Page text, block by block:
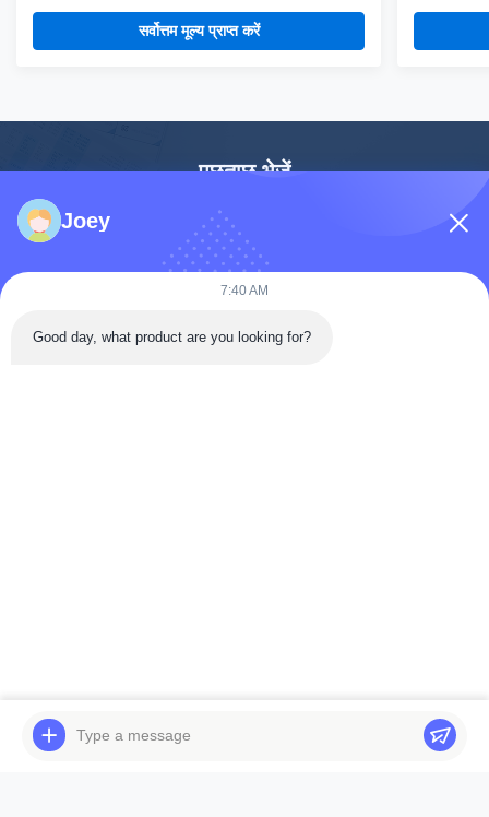
animatronic dinos adopt high density sponge,
national standerd steel, durable motors and elastic
fiber silicone skin. Waterproof, resistant to high
सर्वोत्तम मूल्य प्राप्त करें
fiber
पूछताछ भेजें
नाम* Joey
7:40 AM
Good day, what product are you looking for?